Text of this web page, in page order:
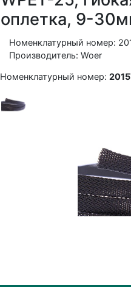
оплетка, 9-
Номенклатурный номер:
Производитель: Woer
Номенклатурный номер: